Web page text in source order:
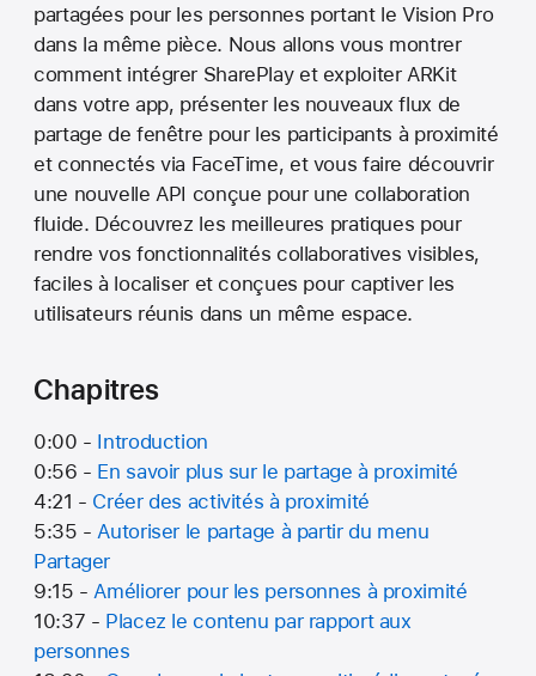
partagées pour les personnes portant le Vision Pro
dans la même pièce. Nous allons vous montrer
comment intégrer SharePlay et exploiter ARKit
dans votre app, présenter les nouveaux flux de
partage de fenêtre pour les participants à proximité
et connectés via FaceTime, et vous faire découvrir
une nouvelle API conçue pour une collaboration
fluide. Découvrez les meilleures pratiques pour
rendre vos fonctionnalités collaboratives visibles,
faciles à localiser et conçues pour captiver les
utilisateurs réunis dans un même espace.
Chapitres
0:00 - Introduction
0:56 - En savoir plus sur le partage à proximité
4:21 - Créer des activités à proximité
5:35 -Autoriser le partage à partir du menu
Partager
9:15 -Améliorer pour les personnes à proximité
10:37 - Placez le contenu par rapport aux
personnes